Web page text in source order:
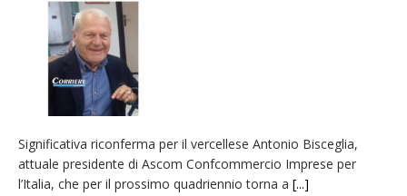
provvisoria»
La Pro verso l’avvio della Stagione
La Regione stanzia oltre 38mila euro per il
carnevale di Santhià. La soddisfazione della
Pro Loco
Dieci anni fa l’ingresso a Vercelli
dell’arcivescovo mons. Marco Arnolfo
Significativa riconferma per il vercellese Antonio Bisceglia,
attuale presidente di Ascom Confcommercio Imprese per
l’Italia, che per il prossimo quadriennio torna a [...]